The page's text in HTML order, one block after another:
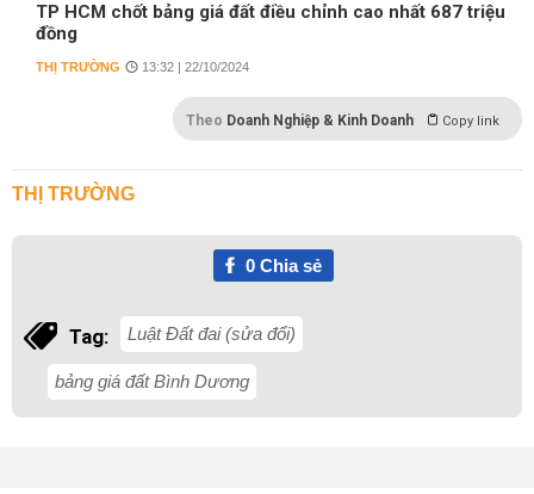
TP HCM chốt bảng giá đất điều chỉnh cao nhất 687 triệu
đồng
THỊ TRƯỜNG 13:32 | 22/10/2024
Theo Doanh Nghiệp & Kinh Doanh Copy link
THỊ TRƯỜNG
0Chia sẻ
Tag: Luật Đất đai (sửa đổi)
bảng giá đất Bình Dương